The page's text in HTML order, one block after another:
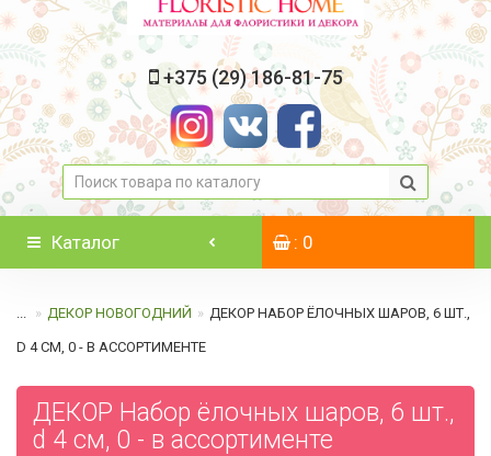
+375 (29) 186-81-75
Каталог : 0
... ДЕКОР НОВОГОДНИЙ ДЕКОР НАБОР ЁЛОЧНЫХ ШАРОВ, 6 ШТ.,
D 4 СМ, 0 - В АССОРТИМЕНТЕ
ДЕКОР Набор ёлочных шаров, 6 шт.,
d 4 см, 0 - в ассортименте